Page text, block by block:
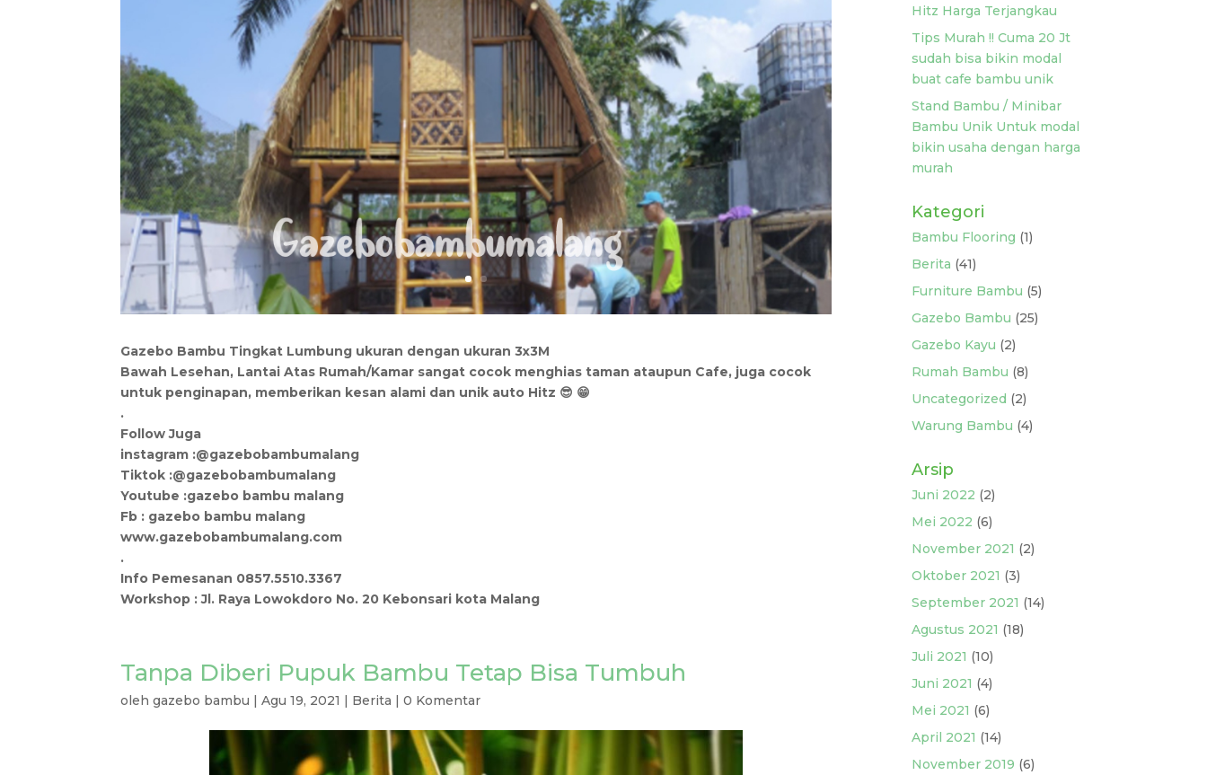
Gazebo Bambu Tingkat Lumbung ukuran dengan ukuran 3x3M
Bawah Lesehan, Lantai Atas Rumah/Kamar sangat cocok menghias taman ataupun Cafe, juga cocok
untuk penginapan, memberikan kesan alami dan unik auto Hitz 😎 😁
.
Follow Juga
instagram :@gazebobambumalang
Tiktok :@gazebobambumalang
Youtube :gazebo bambu malang
Fb : gazebo bambu malang
www.gazebobambumalang.com
.
Info Pemesanan 0857.5510.3367
Workshop : Jl. Raya Lowokdoro No. 20 Kebonsari kota Malang
Tanpa Diberi Pupuk Bambu Tetap Bisa Tumbuh
olehgazebo bambu |Agu 19, 2021 | Berita |0 Komentar
Hitz Harga Terjangkau
Tips Murah !! Cuma 20 Jt
sudah bisa bikin modal
buat cafe bambu unik
Stand Bambu / Minibar
Bambu Unik Untuk modal
bikin usaha dengan harga
murah
Kategori
Bambu Flooring (1)
Berita (41)
Furniture Bambu (5)
Gazebo Bambu (25)
Gazebo Kayu (2)
Rumah Bambu (8)
Uncategorized (2)
Warung Bambu (4)
Arsip
Juni 2022 (2)
Mei 2022 (6)
November 2021 (2)
Oktober 2021 (3)
September 2021 (14)
Agustus 2021 (18)
Juli 2021 (10)
Juni 2021 (4)
Mei 2021 (6)
April 2021 (14)
November 2019 (6)